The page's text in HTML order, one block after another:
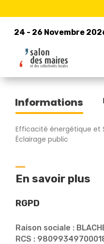
24 - 26 Novembre
24 - 26 Novembre
Retour à la liste des
BLACHERE
Informations
Efficacité énergétique et
Éclairage public
En savoir plus
RGPD
Raison sociale :
RCS :